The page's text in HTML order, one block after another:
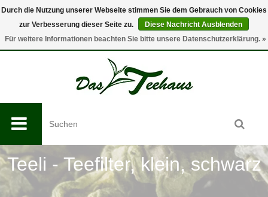
0
Teeli - Teefilter, klein, schwarz
Durch die Nutzung unserer Webseite stimmen Sie dem Gebrauch von Cookies
zur Verbesserung dieser Seite zu.
Diese Nachricht Ausblenden
Für weitere Informationen beachten Sie bitte unsere Datenschutzerklärung. »